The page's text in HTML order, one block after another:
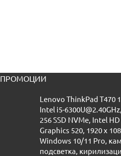
ПРОМОЦИИ
Lenovo ThinkPad T470
Intel i5-
256 SSD NVMe, Intel HD
Graphics 520, 1920 x
Windows 10/11 Pro,
подсветка,